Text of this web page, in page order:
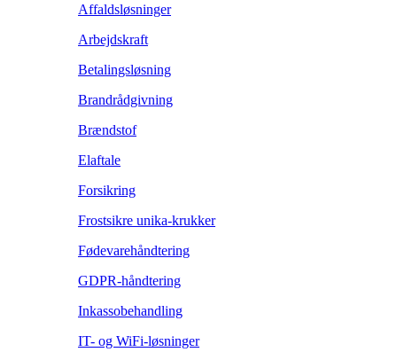
Affaldsløsninger
Arbejdskraft
Betalingsløsning
Brandrådgivning
Brændstof
Elaftale
Forsikring
Frostsikre unika-krukker
Fødevarehåndtering
GDPR-håndtering
Inkassobehandling
IT- og WiFi-løsninger